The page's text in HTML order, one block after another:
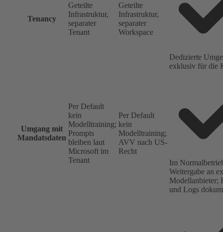
Tenancy
Geteilte
Infrastruktur,
separater
Tenant
Geteilte
Infrastruktur,
separater
Workspace
Dedizierte
exklusiv für die
Umgang mit
Mandatsdaten
Per Default
kein
Modelltraining;
Prompts
bleiben laut
Microsoft im
Tenant
Per Default
kein
Modelltraining;
AVV nach US-
Recht
Im
Weitergabe an
Modellanbieter;
und Logs